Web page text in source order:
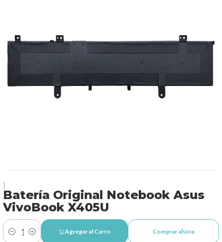
Batería Original Notebook Asus
VivoBook X405U
Cantidad
Agregar al Carro Comprar ahora